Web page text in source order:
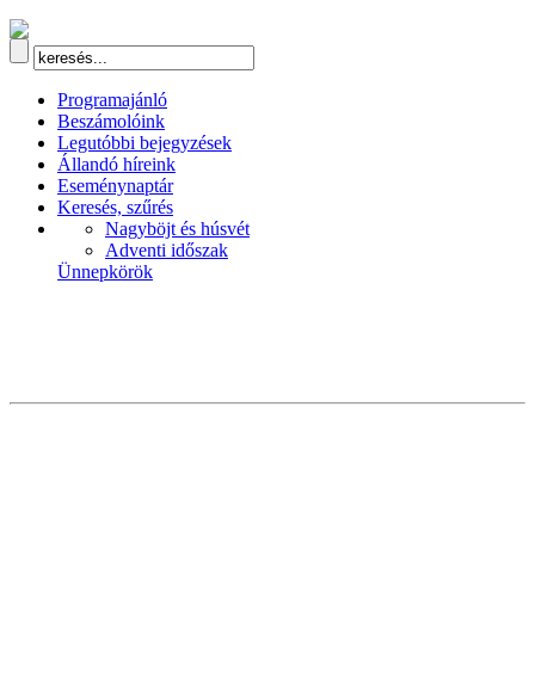
Programajánló
Beszámolóink
Legutóbbi bejegyzések
Állandó híreink
Eseménynaptár
Keresés, szűrés
Nagyböjt és húsvét
Adventi időszak
Ünnepkörök